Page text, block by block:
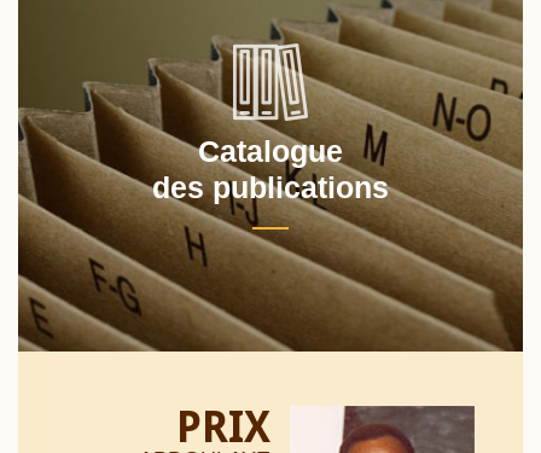
Catalogue
des publications
PRIX